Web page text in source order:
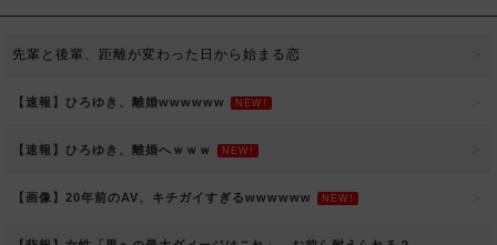
先輩と後輩、距離が変わった日から始まる恋
【速報】ひろゆき、離婚wwwwww NEW!
【速報】ひろゆき、離婚へｗｗｗ NEW!
【画像】20年前のAV、キチガイすぎるwwwwww NEW!